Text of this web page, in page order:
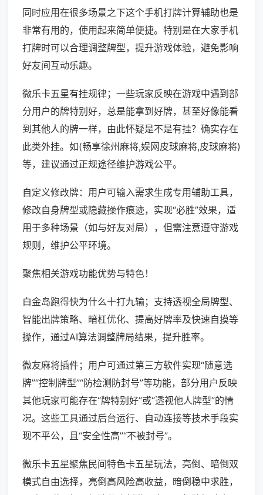
同时应用在很多场景之下这个手机打牌计算辅助也是
非常有用的，使用起来简单便捷。特别是在大家手机
打牌时可以合理调整牌型，提升游戏体验，避免影响
好友间互动乐趣。
微乐卡五星有挂规律；一些玩家反映在游戏中遇到部
分用户的牌特别好，总是能拿到好牌，甚至好像能看
到其他人的牌一样，由此怀疑是不是有挂？确实存在
此类外挂。如(畅享徐州麻将,娱网皮球麻将,皮球麻将)
等，建议通过正规途径维护游戏公平。
自定义修改牌：用户可输入需求生成专用辅助工具，
修改自身牌型或隐藏操作痕迹，实现“必胜”效果，适
用于多种场景（如与好友对局），但需注意遵守游戏
规则，维护公平环境。
聚焦相关游戏功能优势与特色！
白金岛跑得快为什么十打九输；支持透视全局牌型、
智能出牌策略、暗杠优化、提高好牌率及快速自摸等
操作，通过AI算法调整牌局结果，提升胜率。
微友麻将插件；用户可通过第三方软件实现“随意选
牌”“控制牌型”“防检测防封号”等功能，部分用户反映
其他玩家可能存在“牌特别好”或“透视他人牌型”的情
况。这些工具通过后台运行、自动连接等技术手段实
现不平公，且“安全性高”“不被封号”。
微乐卡五星聚焦民间特色卡五星玩法，亮倒、暗倒双
模式自由选择，亮倒高风险高收益，暗倒稳中求胜，